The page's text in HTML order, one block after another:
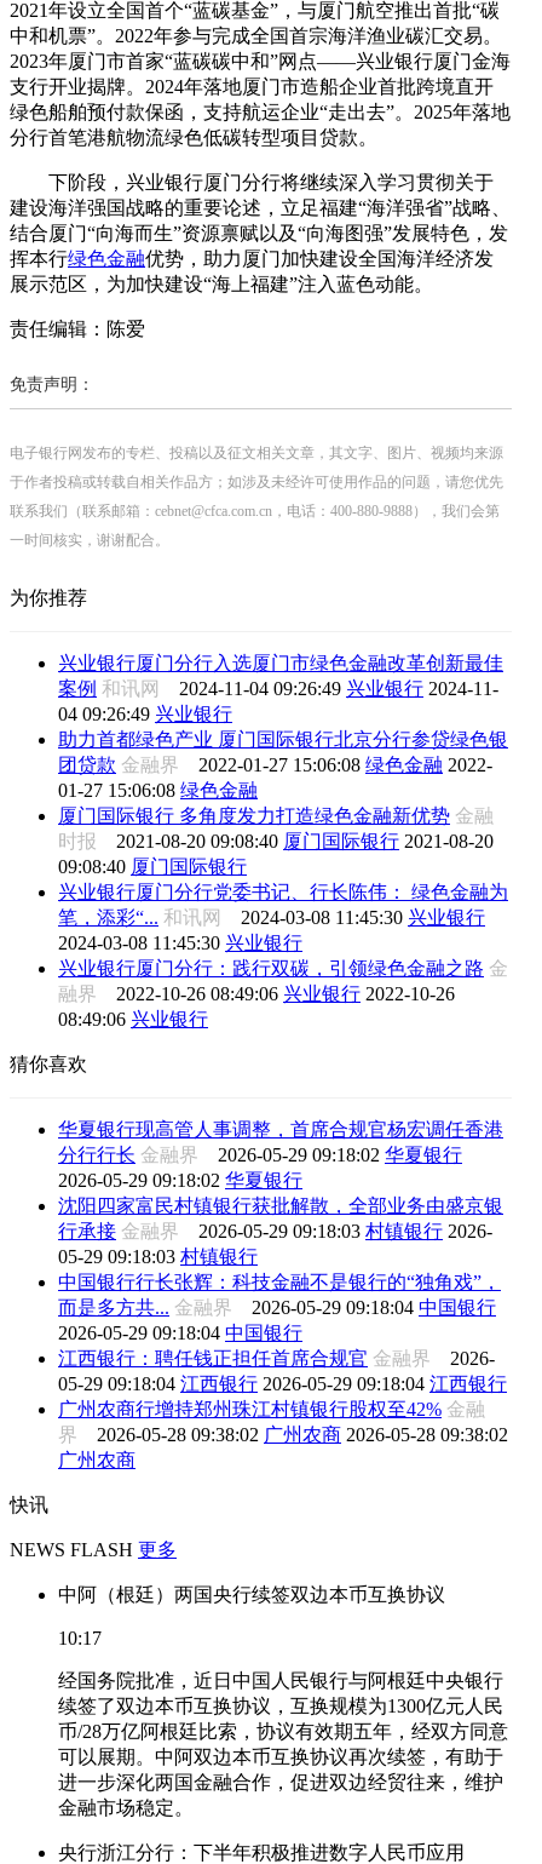
2021年设立全国首个“蓝碳基金”，与厦门航空推出首批“碳
中和机票”。2022年参与完成全国首宗海洋渔业碳汇交易。
2023年厦门市首家“蓝碳碳中和”网点——兴业银行厦门金海
支行开业揭牌。2024年落地厦门市造船企业首批跨境直开
绿色船舶预付款保函，支持航运企业“走出去”。2025年落地
分行首笔港航物流绿色低碳转型项目贷款。
下阶段，兴业银行厦门分行将继续深入学习贯彻关于
建设海洋强国战略的重要论述，立足福建“海洋强省”战略、
结合厦门“向海而生”资源禀赋以及“向海图强”发展特色，发
挥本行绿色金融优势，助力厦门加快建设全国海洋经济发
展示范区，为加快建设“海上福建”注入蓝色动能。
责任编辑：陈爱
免责声明：
电子银行网发布的专栏、投稿以及征文相关文章，其文字、图片、视频均来源
于作者投稿或转载自相关作品方；如涉及未经许可使用作品的问题，请您优先
联系我们（联系邮箱：cebnet@cfca.com.cn，电话：400-880-9888），我们会第
一时间核实，谢谢配合。
为你推荐
兴业银行厦门分行入选厦门市绿色金融改革创新最佳
案例 和讯网 2024-11-04 09:26:49 兴业银行 2024-11-
04 09:26:49 兴业银行
助力首都绿色产业 厦门国际银行北京分行参贷绿色银
团贷款 金融界 2022-01-27 15:06:08 绿色金融 2022-
01-27 15:06:08 绿色金融
厦门国际银行 多角度发力打造绿色金融新优势 金融
时报 2021-08-20 09:08:40 厦门国际银行 2021-08-20
09:08:40 厦门国际银行
兴业银行厦门分行党委书记、行长陈伟： 绿色金融为
笔，添彩“... 和讯网 2024-03-08 11:45:30 兴业银行
2024-03-08 11:45:30 兴业银行
兴业银行厦门分行：践行双碳，引领绿色金融之路 金
融界 2022-10-26 08:49:06 兴业银行 2022-10-26
08:49:06 兴业银行
猜你喜欢
华夏银行现高管人事调整，首席合规官杨宏调任香港
分行行长 金融界 2026-05-29 09:18:02 华夏银行
2026-05-29 09:18:02 华夏银行
沈阳四家富民村镇银行获批解散，全部业务由盛京银
行承接 金融界 2026-05-29 09:18:03 村镇银行 2026-
05-29 09:18:03 村镇银行
中国银行行长张辉：科技金融不是银行的“独角戏”，
而是多方共... 金融界 2026-05-29 09:18:04 中国银行
2026-05-29 09:18:04 中国银行
江西银行：聘任钱正担任首席合规官 金融界 2026-
05-29 09:18:04 江西银行 2026-05-29 09:18:04 江西银行
广州农商行增持郑州珠江村镇银行股权至42% 金融
界 2026-05-28 09:38:02 广州农商 2026-05-28 09:38:02
广州农商
快讯
NEWS FLASH 更多
中阿（根廷）两国央行续签双边本币互换协议
10:17
经国务院批准，近日中国人民银行与阿根廷中央银行
续签了双边本币互换协议，互换规模为1300亿元人民
币/28万亿阿根廷比索，协议有效期五年，经双方同意
可以展期。中阿双边本币互换协议再次续签，有助于
进一步深化两国金融合作，促进双边经贸往来，维护
金融市场稳定。
央行浙江分行：下半年积极推进数字人民币应用